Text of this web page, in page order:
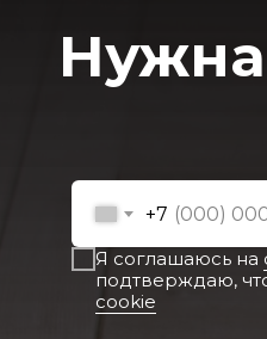
Нужна
+7
Я соглашаюсь на
подтверждаю,
cookie